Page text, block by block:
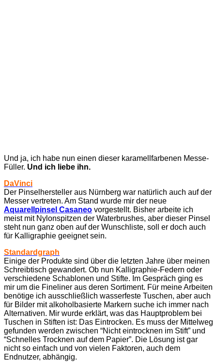
Und ja, ich habe nun einen dieser karamellfarbenen Messe-
Füller. Und ich liebe ihn.
DaVinci
Der Pinselhersteller aus Nürnberg war natürlich auch auf der
Messer vertreten. Am Stand wurde mir der neue
Aquarellpinsel Casaneo vorgestellt. Bisher arbeite ich
meist mit Nylonspitzen der Waterbrushes, aber dieser Pinsel
steht nun ganz oben auf der Wunschliste, soll er doch auch
für Kalligraphie geeignet sein.
Standardgraph
Einige der Produkte sind über die letzten Jahre über meinen
Schreibtisch gewandert. Ob nun Kalligraphie-Federn oder
verschiedene Schablonen und Stifte. Im Gespräch ging es
mir um die Fineliner aus deren Sortiment. Für meine Arbeiten
benötige ich ausschließlich wasserfeste Tuschen, aber auch
für Bilder mit alkoholbasierte Markern suche ich immer nach
Alternativen. Mir wurde erklärt, was das Hauptproblem bei
Tuschen in Stiften ist: Das Eintrocken. Es muss der Mittelweg
gefunden werden zwischen “Nicht eintrocknen im Stift” und
“Schnelles Trocknen auf dem Papier”. Die Lösung ist gar
nicht so einfach und von vielen Faktoren, auch dem
Endnutzer, abhängig.